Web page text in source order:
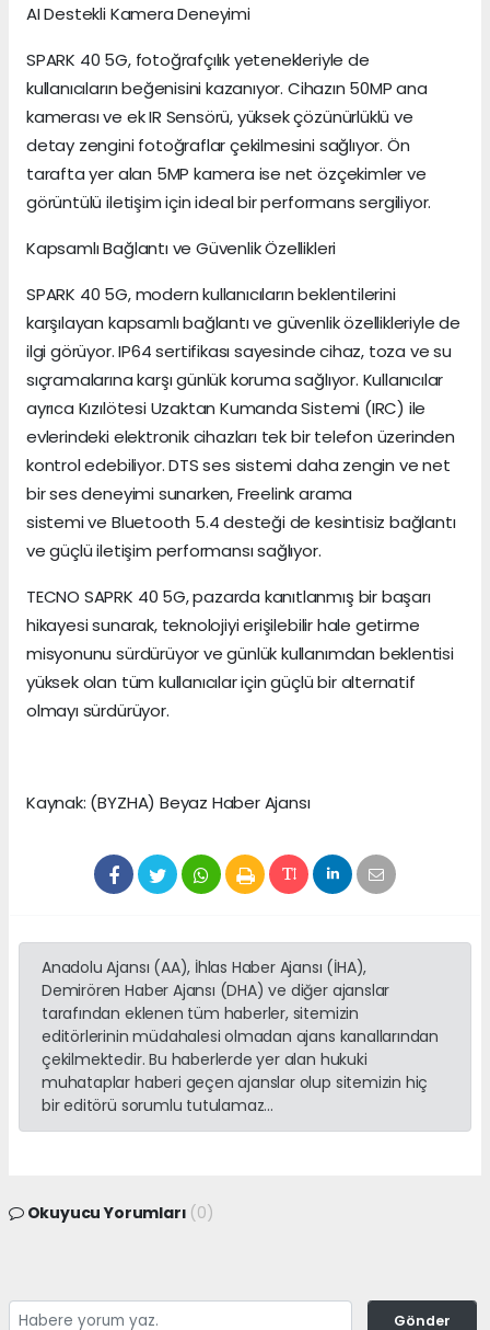
AI Destekli Kamera Deneyimi
SPARK 40 5G, fotoğrafçılık yetenekleriyle de
kullanıcıların beğenisini kazanıyor. Cihazın 50MP ana
kamerası ve ek IR Sensörü, yüksek çözünürlüklü ve
detay zengini fotoğraflar çekilmesini sağlıyor. Ön
tarafta yer alan 5MP kamera ise net özçekimler ve
görüntülü iletişim için ideal bir performans sergiliyor.
Kapsamlı Bağlantı ve Güvenlik Özellikleri
SPARK 40 5G, modern kullanıcıların beklentilerini
karşılayan kapsamlı bağlantı ve güvenlik özellikleriyle de
ilgi görüyor. IP64 sertifikası sayesinde cihaz, toza ve su
sıçramalarına karşı günlük koruma sağlıyor. Kullanıcılar
ayrıca Kızılötesi Uzaktan Kumanda Sistemi (IRC) ile
evlerindeki elektronik cihazları tek bir telefon üzerinden
kontrol edebiliyor. DTS ses sistemi daha zengin ve net
bir ses deneyimi sunarken, Freelink arama
sistemi ve Bluetooth 5.4 desteği de kesintisiz bağlantı
ve güçlü iletişim performansı sağlıyor.
TECNO SAPRK 40 5G, pazarda kanıtlanmış bir başarı
hikayesi sunarak, teknolojiyi erişilebilir hale getirme
misyonunu sürdürüyor ve günlük kullanımdan beklentisi
yüksek olan tüm kullanıcılar için güçlü bir alternatif
olmayı sürdürüyor.
Kaynak: (BYZHA) Beyaz Haber Ajansı
Anadolu Ajansı (AA), İhlas Haber Ajansı (İHA),
Demirören Haber Ajansı (DHA) ve diğer ajanslar
tarafından eklenen tüm haberler, sitemizin
editörlerinin müdahalesi olmadan ajans kanallarından
çekilmektedir. Bu haberlerde yer alan hukuki
muhataplar haberi geçen ajanslar olup sitemizin hiç
bir editörü sorumlu tutulamaz...
Okuyucu Yorumları (0)
Gönder